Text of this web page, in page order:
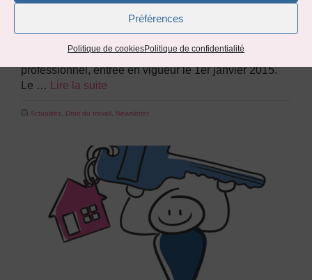
Préférences
Politique de cookiesPolitique de confidentialité
pour les salariés et les entreprises?
grâce à la Loi pour la Liberté de choisir son avenir
professionnel, entrée en vigueur le 1er janvier 2015.
Le …
Lire la suite
Actualités Droit du travail Newsletter